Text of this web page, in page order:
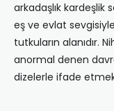
arkadaşlık kardeşlik
eş ve evlat
tutkuların alanıdır.
anormal denen
dizelerle ifade